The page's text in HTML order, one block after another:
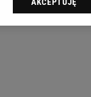
sp. z o.o., jej
swoje preferencje